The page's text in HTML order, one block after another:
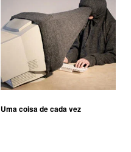
Uma coisa de cada vez